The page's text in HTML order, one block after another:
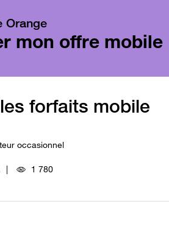
Orange
mon offre mobile
forfaits mobile
occasionnel
1 780